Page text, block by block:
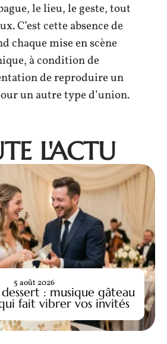
le lieu, le geste, tout
C’est cette absence de
chaque mise en scène
à condition de
de reproduire un
un autre type d’union.
L'ACTU
: musique gâteau
fait vibrer vos invités
5 août 2026